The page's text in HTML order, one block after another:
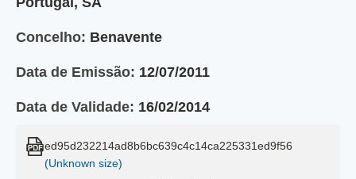
Concelho: Benavente
Data de Emissão: 12/07/2011
Data de Validade: 16/02/2014
ed95d232214ad8b6bc639c4c14ca225331ed9f56
(Unknown size)